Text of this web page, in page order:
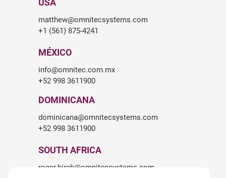
USA
matthew@omnitecsystems.com
+1 (561) 875-4241
MÉXICO
info@omnitec.com.mx
+52 998 3611900
DOMINICANA
dominicana@omnitecsystems.com
+52 998 3611900
SOUTH AFRICA
roger.birch@omnitecsystems.com